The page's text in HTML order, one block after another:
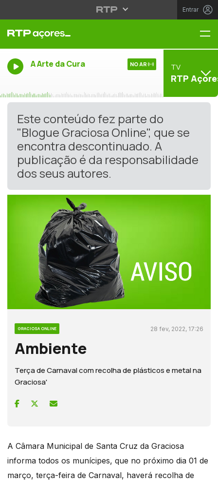
Entrar
A Arte da Cura NO AR TV
RTP
Este conteúdo fez parte do
"Blogue Graciosa Online", que se
encontra descontinuado. A
publicação é da responsabilidade
dos seus autores.
GRACIOSA ONLINE 28 fev, 2022, 17:26
Ambiente
Terça de Carnaval com recolha de plásticos e metal na
Graciosa'
A Câmara Municipal de Santa Cruz da Graciosa
informa todos os munícipes, que no próximo dia 01 de
março, terça-feira de Carnaval, haverá recolha de